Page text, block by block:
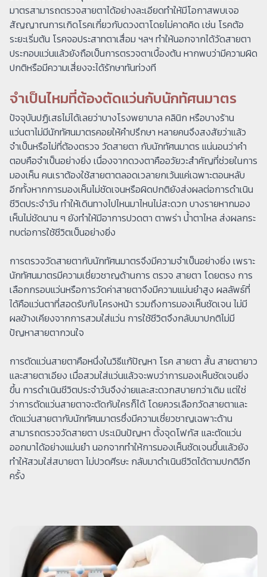
มาตรสามารถตรวจสายตาได้อย่างละเอียดทำให้มีโอกาสพบเจอ
สัญญาณการเกิดโรคเกี่ยวกับดวงตาโดยไม่คาดคิด เช่น โรคต้อ
ระยะเริ่มต้น โรคจอประสาทตาเสื่อม ฯลฯ ทำให้นอกจากได้วัดสายตา
ประกอบแว่นแล้วยังถือเป็นการตรวจตาเบื้องต้น หากพบว่ามีความผิด
ปกติหรือมีความเสี่ยงจะได้รักษาทันท่วงที
จำเป็นไหมที่ต้องตัดแว่นกับนักทัศนมาตร
ปัจจุบันปฏิเสธไม่ได้เลยว่าบางโรงพยาบาล คลินิก หรือบางร้าน
แว่นตาไม่มีนักทัศนมาตรคอยให้คำปรึกษา หลายคนจึงสงสัยว่าแล้ว
จำเป็นหรือไม่ที่ต้องตรวจ วัดสายตา กับนักทัศนมาตร แน่นอนว่าคำ
ตอบคือจำเป็นอย่างยิ่ง เนื่องจากดวงตาคืออวัยวะสำคัญที่ช่วยในการ
มองเห็น คนเราต้องใช้สายตาตลอดเวลายกเว้นแค่เฉพาะตอนหลับ
อีกทั้งหากการมองเห็นไม่ชัดเจนหรือผิดปกติยังส่งผลต่อการดำเนิน
ชีวิตประจำวัน ทำให้เดินทางไปไหนมาไหนไม่สะดวก บางรายหากมอง
เห็นไม่ชัดนาน ๆ ยังทำให้มีอาการปวดตา ตาพร่า น้ำตาไหล ส่งผลกระ
ทบต่อการใช้ชีวิตเป็นอย่างยิ่ง
การตรวจวัดสายตากับนักทัศนมาตรจึงมีความจำเป็นอย่างยิ่ง เพราะ
นักทัศนมาตรมีความเชี่ยวชาญด้านการ ตรวจ สายตา โดยตรง การ
เลือกกรอบแว่นหรือการวัดค่าสายตาจึงมีความแม่นยำสูง ผลลัพธ์ที่
ได้คือแว่นตาที่สอดรับกับโครงหน้า รวมถึงการมองเห็นชัดเจน ไม่มี
ผลข้างเคียงจากการสวมใส่แว่น การใช้ชีวิตจึงกลับมาปกติไม่มี
ปัญหาสายตากวนใจ
การตัดแว่นสายตาคือหนึ่งในวิธีแก้ปัญหา โรค สายตา สั้น สายตายาว
และสายตาเอียง เมื่อสวมใส่แว่นแล้วจะพบว่าการมองเห็นชัดเจนยิ่ง
ขึ้น การดำเนินชีวิตประจำวันจึงง่ายและสะดวกสบายกว่าเดิม แต่ใช่
ว่าการตัดแว่นสายตาจะตัดกับใครก็ได้ โดยควรเลือกวัดสายตาและ
ตัดแว่นสายตากับนักทัศนมาตรซึ่งมีความเชี่ยวชาญเฉพาะด้าน
สามารถตรวจวัดสายตา ประเมินปัญหา ตั้งจุดโฟกัส และตัดแว่น
ออกมาได้อย่างแม่นยำ นอกจากทำให้การมองเห็นชัดเจนขึ้นแล้วยัง
ทำให้สวมใส่สบายตา ไม่ปวดศีรษะ กลับมาดำเนินชีวิตได้ตามปกติอีก
ครั้ง